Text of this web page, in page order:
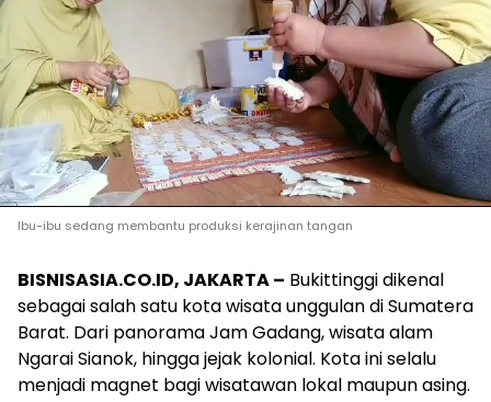
Ibu-ibu sedang membantu produksi kerajinan tangan
BISNISASIA.CO.ID, JAKARTA – Bukittinggi dikenal
sebagai salah satu kota wisata unggulan di Sumatera
Barat. Dari panorama Jam Gadang, wisata alam
Ngarai Sianok, hingga jejak kolonial. Kota ini selalu
menjadi magnet bagi wisatawan lokal maupun asing.